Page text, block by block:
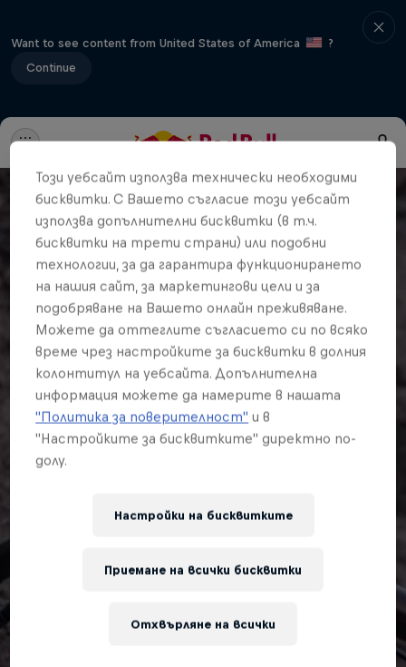
Want to see content from United States of America
?
Continue
Този уебсайт използва технически необходими
бисквитки. С Вашето съгласие този уебсайт
използва допълнителни бисквитки (в т.ч.
бисквитки на трети страни) или подобни
технологии, за да гарантира функционирането
на нашия сайт, за маркетингови цели и за
подобряване на Вашето онлайн преживяване.
Можете да оттеглите съгласието си по всяко
време чрез настройките за бисквитки в долния
колонтитул на уебсайта. Допълнителна
информация можете да намерите в нашата
"Политика за поверителност" и в
"Настройките за бисквитките" директно по-
долу.
Настройки на бисквитките
Отхвърляне на всички
Приемане на всички бисквитки